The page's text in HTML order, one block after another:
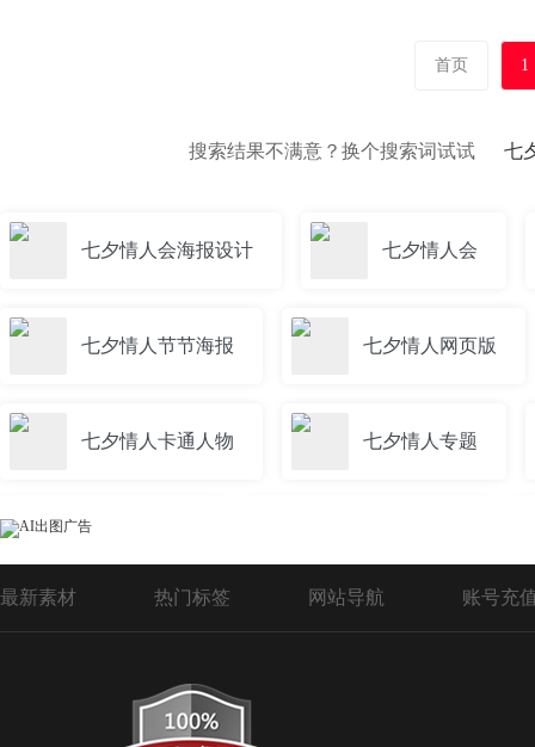
首页 1
搜索结果不满意？换个搜索词试试 七
七夕情人会海报设计 七夕情人会
七夕情人节节海报 七夕情人网页版
七夕情人卡通人物 七夕情人专题
七夕情人剪影
最新素材 热门标签 网站导航 账号充